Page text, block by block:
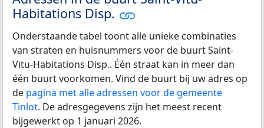
Habitations Disp.
Onderstaande tabel toont alle unieke combinaties
van straten en huisnummers voor de buurt Saint-
Vitu-Habitations Disp.. Één straat kan in meer dan
één buurt voorkomen. Vind de buurt bij uw adres op
de pagina met alle adressen voor de gemeente
Tinlot. De adresgegevens zijn het meest recent
bijgewerkt op 1 januari 2026.